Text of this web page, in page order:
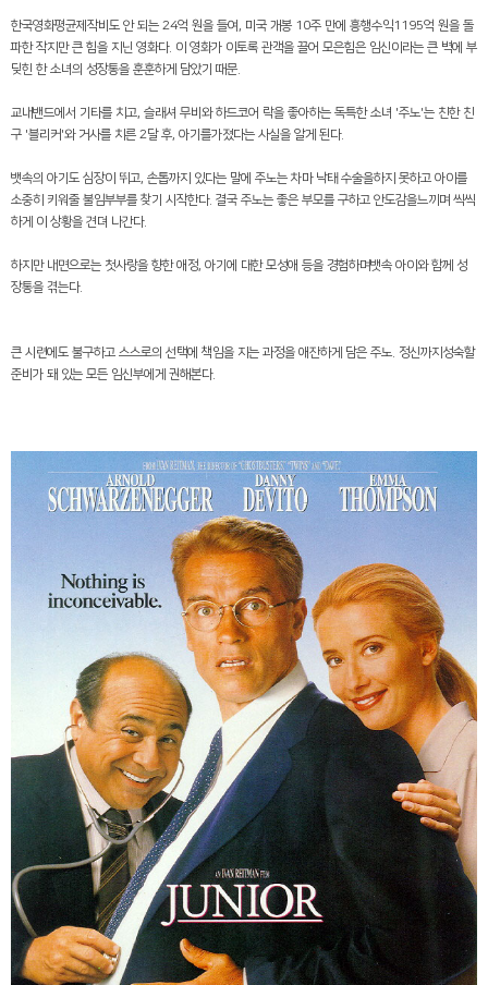
한국영화평균제작비도 안 되는 24억 원을 들여 , 미국 개봉 10주 만에 흥행수익1195억 원을 돌
파한 작지만 큰 힘을 지닌 영화다. 이 영화가 이토록 관객을 끌어 모은힘은 임신이라는 큰 벽에 부
딪힌 한 소녀의 성장통을 훈훈하게 담았기 때문
교내밴드에서 기타를 치고, 슬래셔 무비와 하드코어 락을 좋아하는 독특한 소녀 '주노'는 친한 친
구 '블리커'와 거사를 치른 2달 후, 아기를가졌다는 사실을 알게 된다.
뱃속의 아기도 심장이 뛰고, 손톱까지 있다는 말에 주노는 차마 낙태 수술을하지 못하고 아이를
소중히 키워줄 불임부부를 찾기 시작한다. 결국 주노는 좋은 부모를 구하고 안도감을느끼며 씩씩
하게 이 상황을 견뎌 나간다.
하지만 내면으로는 첫사랑을 향한 애정, 아기에 대한 모성애 등을 경험하며뱃속 아이와 함께 성
장통을 겪는다.
큰 시련에도 불구하고 스스로의 선택에 책임을 지는 과정을 애잔하게 담은 주노 정신까지성숙할
준비가 돼 있는 모든 임신부에게 권해본다.